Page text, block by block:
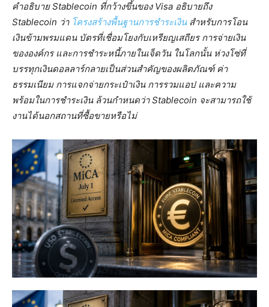
คำอธิบาย Stablecoin ที่กว้างขึ้นของ Visa อธิบายถึง
Stablecoin ว่า โครงสร้างพื้นฐานการชำระเงินสำหรับการโอน
เงินข้ามพรมแดน บัตรที่เชื่อมโยงกับเหรียญเสถียร การจ่ายเงิน
ขององค์กร และการชำระหนี้ภายในเจ็ดวัน ในโลกนั้น ห่วงโซ่ที่
บรรทุกเงินดอลลาร์กลายเป็นส่วนสำคัญของผลิตภัณฑ์ ค่า
ธรรมเนียม การแจกจ่ายกระเป๋าเงิน การรวมแอป และความ
พร้อมในการชำระเงิน ล้วนกำหนดว่า Stablecoin จะสามารถใช้
งานได้นอกสถานที่ซื้อขายหรือไม่